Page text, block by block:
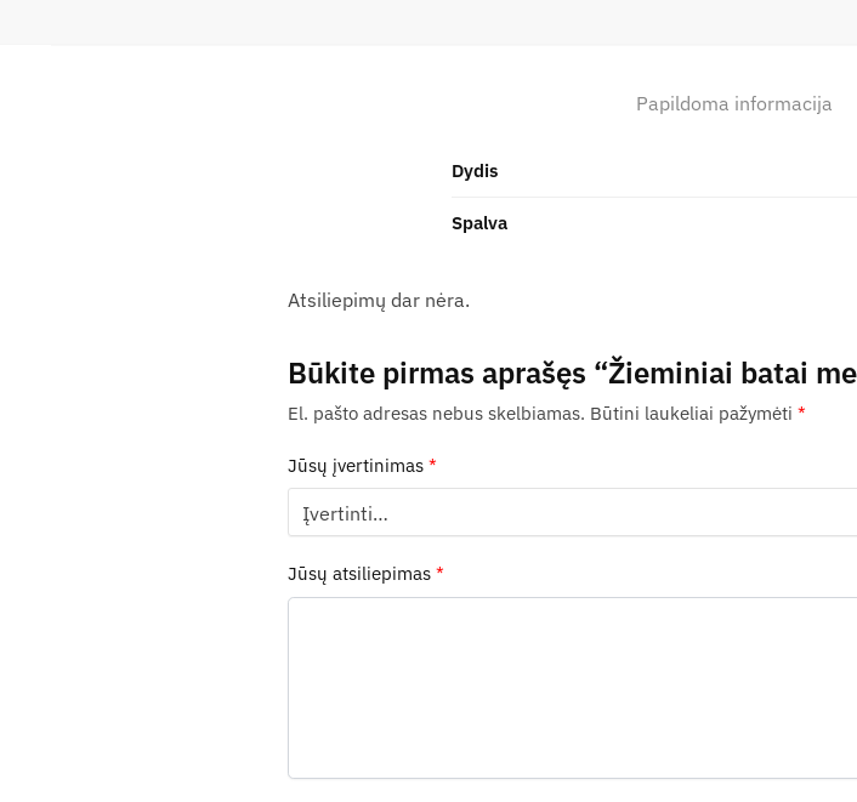
Papildoma informacija
Dydis
Spalva
Atsiliepimų dar nėra.
Būkite pirmas aprašęs “Žieminiai batai
El. pašto adresas nebus skelbiamas. Būtini laukeliai pažymėti *
Jūsų įvertinimas *
Jūsų atsiliepimas *